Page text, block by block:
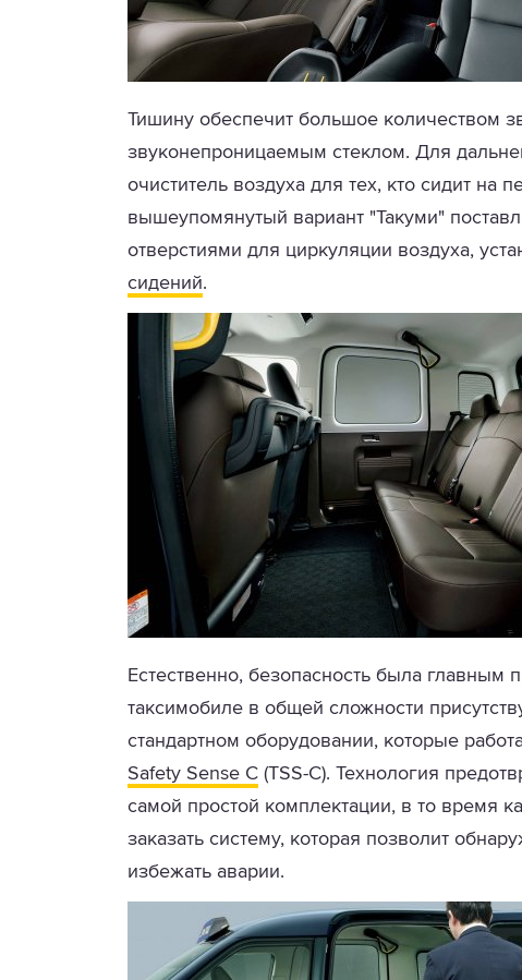
Тишину обеспечит большое количеством
звуконепроницаемым стеклом. Для
очиститель воздуха для тех, кто сидит на
вышеупомянутый вариант "Такуми"
отверстиями для циркуляции воздуха,
сидений.
Естественно, безопасность была главным
таксимобиле в общей сложности
стандартном оборудовании, которые
Safety Sense C (TSS-C). Технология
самой простой комплектации, в то время
заказать систему, которая позволит
избежать аварии.